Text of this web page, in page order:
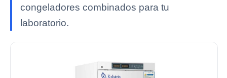
congeladores combinados para tu
laboratorio.